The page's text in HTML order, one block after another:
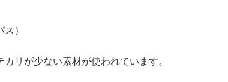
）
リが少ない素材が使われています。